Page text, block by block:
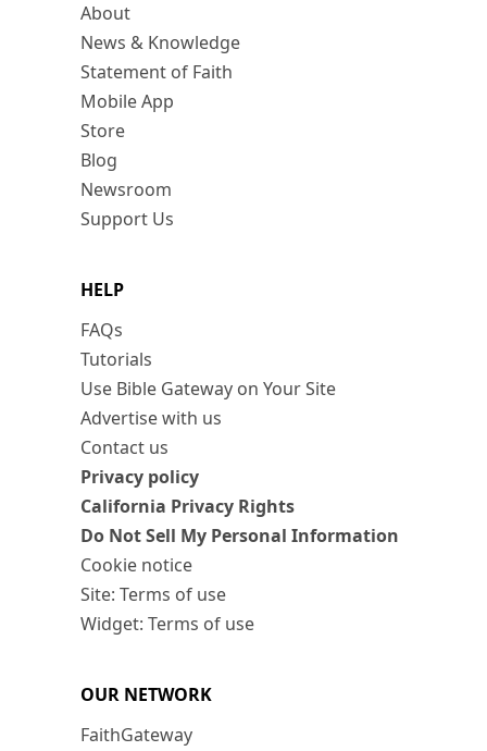
About
News & Knowledge
Statement of Faith
Mobile App
Store
Blog
Newsroom
Support Us
HELP
FAQs
Tutorials
Use Bible Gateway on Your Site
Advertise with us
Contact us
Privacy policy
California Privacy Rights
Do Not Sell My Personal Information
Cookie notice
Site: Terms of use
Widget: Terms of use
OUR NETWORK
FaithGateway